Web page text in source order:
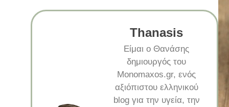
Thanasis
Είμαι ο Θανάσης
δημιουργός του
Monomaxos.gr, ενός
αξιόπιστου ελληνικού
blog για την υγεία, την